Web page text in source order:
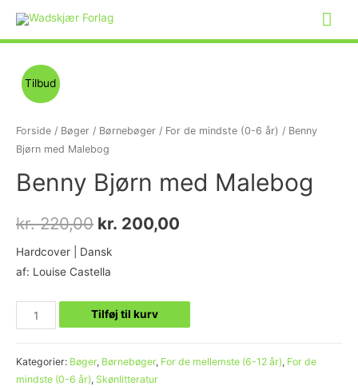
Tilbud
Forside / Bøger / Børnebøger / For de mindste (0-6 år) / Benny
Bjørn med Malebog
Benny Bjørn med Malebog
kr.220,00 kr. 200,00
Hardcover | Dansk
af: Louise Castella
Tilføj til kurv
Kategorier: Bøger, Børnebøger, For de mellemste (6-12 år), For de
mindste (0-6 år), Skønlitteratur